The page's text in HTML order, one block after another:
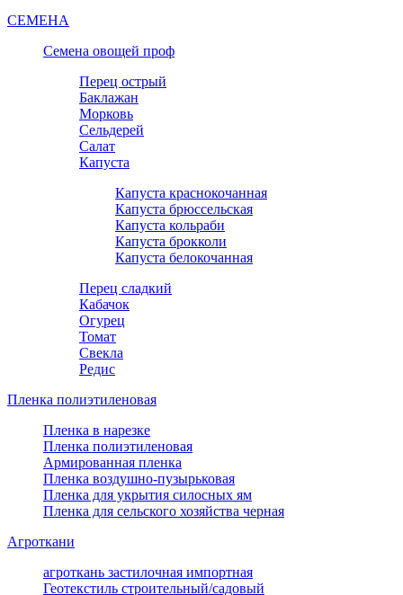
СЕМЕНА
Семена овощей проф
Перец острый
Баклажан
Морковь
Сельдерей
Салат
Капуста
Капуста краснокочанная
Капуста брюссельская
Капуста кольраби
Капуста брокколи
Капуста белокочанная
Перец сладкий
Кабачок
Огурец
Томат
Свекла
Редис
Пленка полиэтиленовая
Пленка в нарезке
Пленка полиэтиленовая
Армированная пленка
Пленка воздушно-пузырьковая
Пленка для укрытия силосных ям
Пленка для сельского хозяйства черная
Агроткани
агроткань застилочная импортная
Геотекстиль строительный/садовый